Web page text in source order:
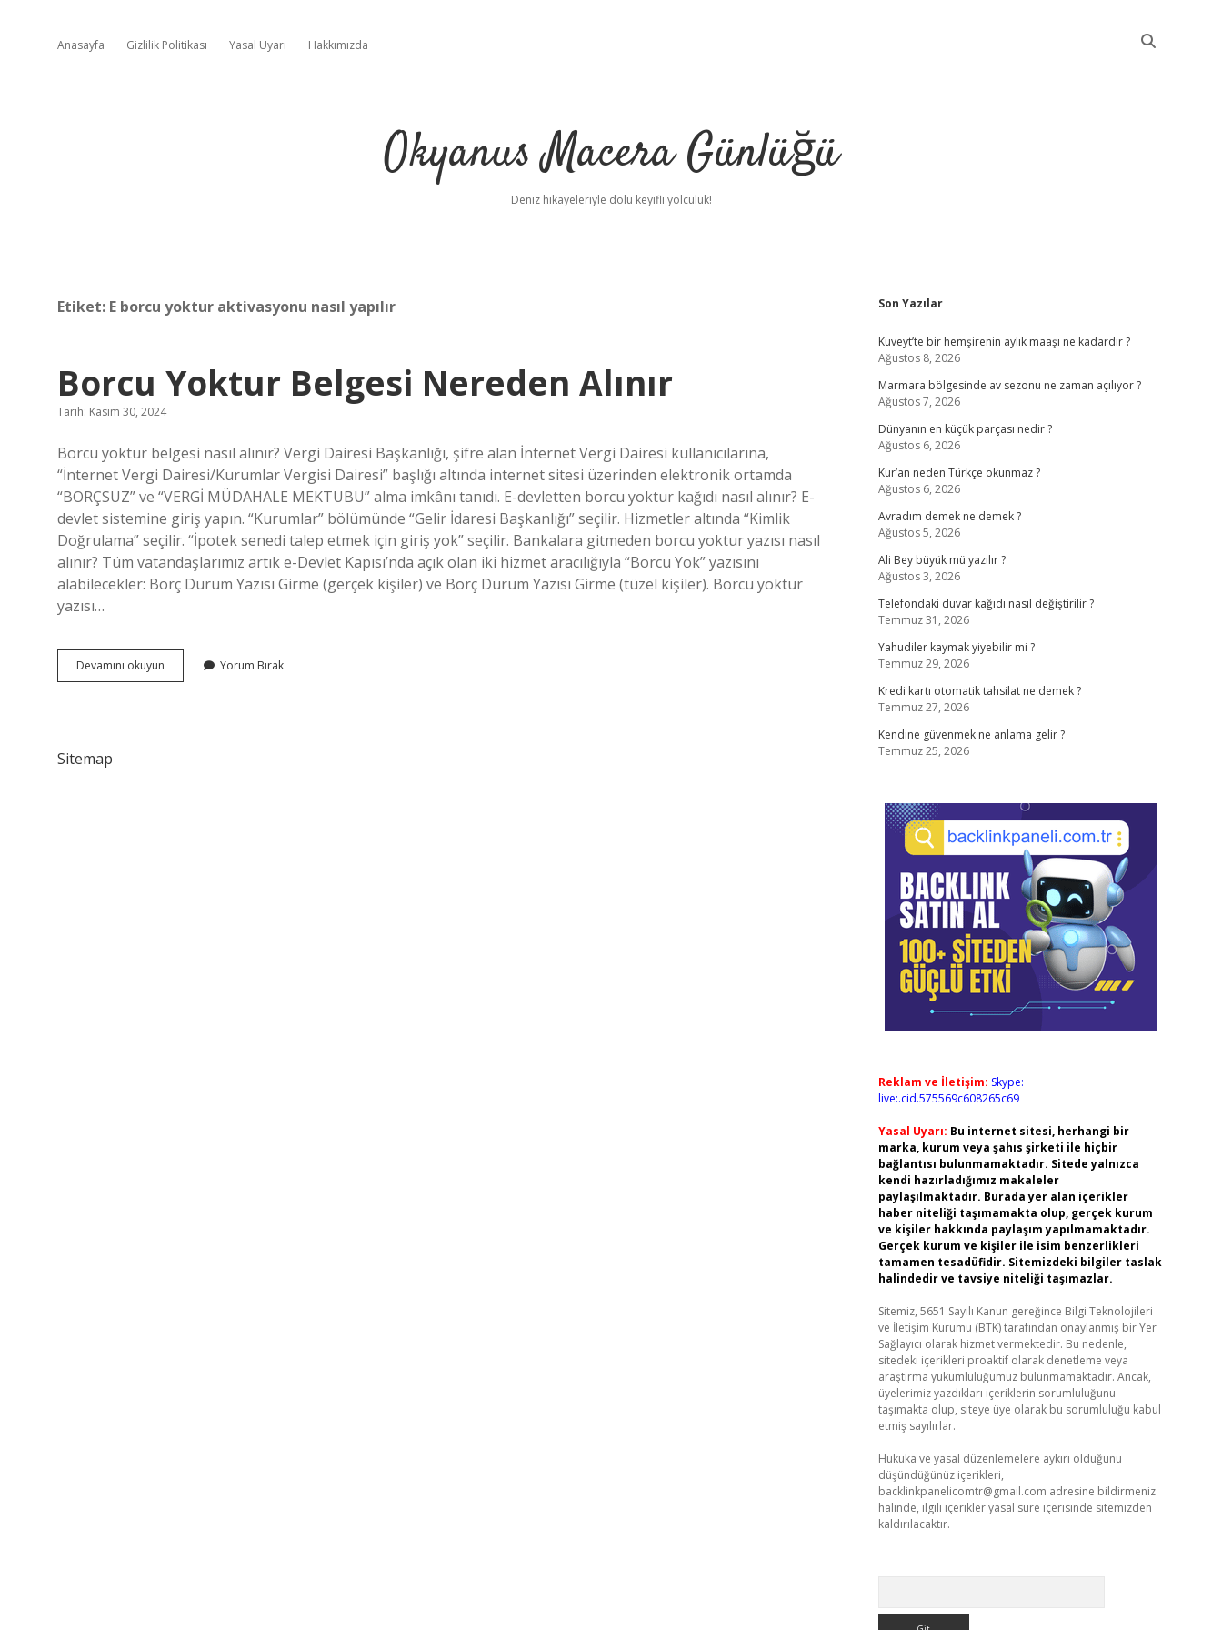
Anasayfa Gizlilik Politikası Yasal Uyarı Hakkımızda
Okyanus Macera Günlüğü
Deniz hikayeleriyle dolu keyifli yolculuk!
Etiket: E borcu yoktur aktivasyonu nasıl yapılır
Borcu Yoktur Belgesi Nereden Alınır
Tarih: Kasım 30, 2024
Borcu yoktur belgesi nasıl alınır? Vergi Dairesi Başkanlığı, şifre alan İnternet Vergi Dairesi kullanıcılarına,
“İnternet Vergi Dairesi/Kurumlar Vergisi Dairesi” başlığı altında internet sitesi üzerinden elektronik ortamda
“BORÇSUZ” ve “VERGİ MÜDAHALE MEKTUBU” alma imkânı tanıdı. E-devletten borcu yoktur kağıdı nasıl alınır? E-
devlet sistemine giriş yapın. “Kurumlar” bölümünde “Gelir İdaresi Başkanlığı” seçilir. Hizmetler altında “Kimlik
Doğrulama” seçilir. “İpotek senedi talep etmek için giriş yok” seçilir. Bankalara gitmeden borcu yoktur yazısı nasıl
alınır? Tüm vatandaşlarımız artık e-Devlet Kapısı’nda açık olan iki hizmet aracılığıyla “Borcu Yok” yazısını
alabilecekler: Borç Durum Yazısı Girme (gerçek kişiler) ve Borç Durum Yazısı Girme (tüzel kişiler). Borcu yoktur
yazısı…
Devamını okuyun
Yoktur
Yorum Bırak
Sitemap
Sidebar
Son Yazılar
Kuveyt’te bir hemşirenin aylık maaşı ne kadardır ?
Ağustos 8, 2026
Marmara bölgesinde av sezonu ne zaman açılıyor ?
Ağustos 7, 2026
Dünyanın en küçük parçası nedir ?
Ağustos 6, 2026
Kur’an neden Türkçe okunmaz ?
Ağustos 6, 2026
Avradım demek ne demek ?
Ağustos 5, 2026
Ali Bey büyük mü yazılır ?
Ağustos 3, 2026
Telefondaki duvar kağıdı nasıl değiştirilir ?
Temmuz 31, 2026
Yahudiler kaymak yiyebilir mi ?
Temmuz 29, 2026
Kredi kartı otomatik tahsilat ne demek ?
Temmuz 27, 2026
Kendine güvenmek ne anlama gelir ?
Temmuz 25, 2026
Reklam ve İletişim: Skype:
live:.cid.575569c608265c69
Yasal Uyarı: Bu internet sitesi, herhangi bir
marka, kurum veya şahıs şirketi ile hiçbir
bağlantısı bulunmamaktadır. Sitede yalnızca
kendi hazırladığımız makaleler
paylaşılmaktadır. Burada yer alan içerikler
haber niteliği taşımamakta olup, gerçek kurum
ve kişiler hakkında paylaşım yapılmamaktadır.
Gerçek kurum ve kişiler ile isim benzerlikleri
tamamen tesadüfidir. Sitemizdeki bilgiler taslak
halindedir ve tavsiye niteliği taşımazlar.
Sitemiz, 5651 Sayılı Kanun gereğince Bilgi Teknolojileri
ve İletişim Kurumu (BTK) tarafından onaylanmış bir Yer
Sağlayıcı olarak hizmet vermektedir. Bu nedenle,
sitedeki içerikleri proaktif olarak denetleme veya
araştırma yükümlülüğümüz bulunmamaktadır. Ancak,
üyelerimiz yazdıkları içeriklerin sorumluluğunu
taşımakta olup, siteye üye olarak bu sorumluluğu kabul
etmiş sayılırlar.
Hukuka ve yasal düzenlemelere aykırı olduğunu
düşündüğünüz içerikleri,
backlinkpanelicomtr@gmail.com adresine bildirmeniz
halinde, ilgili içerikler yasal süre içerisinde sitemizden
kaldırılacaktır.